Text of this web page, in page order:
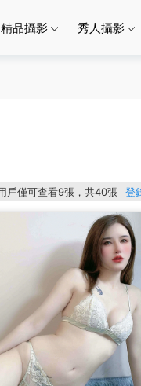
精品攝影 秀人攝影
戶僅可查看9張，共40張 登